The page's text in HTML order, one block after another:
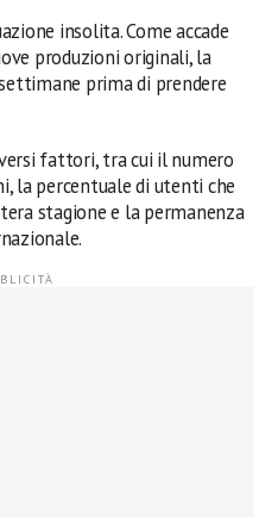
insolita. Come accade
produzioni originali, la
prima di prendere
fattori, tra cui il numero
la percentuale di utenti che
stagione e la permanenza